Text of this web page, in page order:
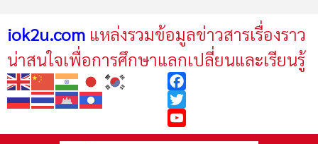
iok2u.com แหล่งรวมข้อมูลข่าวสารเรื่องราว
น่าสนใจเพื่อการศึกษาแลกเปลี่ยนและเรียนรู้
Facebook
Twitter
YouTube